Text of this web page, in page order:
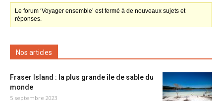
Le forum ‘Voyager ensemble’ est fermé à de nouveaux sujets et
réponses.
Nos articles
Fraser Island : la plus grande île de sable du
monde
5 septembre 2023